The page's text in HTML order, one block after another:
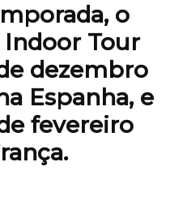
o
Tour
dezembro
Espanha, e
fevereiro